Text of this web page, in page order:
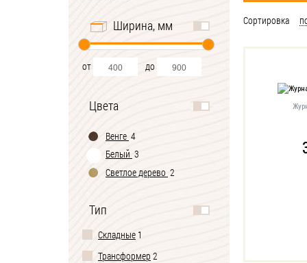
Ширина, мм
от до
Цвета
Венге 4
Белый 3
Светлое дерево 2
Тип
Складные 1
Трансформер 2
Сортировка